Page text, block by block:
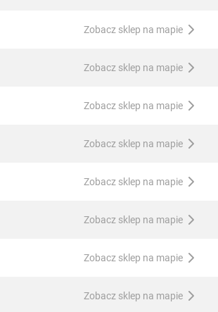
Zobacz sklep na mapie
Zobacz sklep na mapie
Zobacz sklep na mapie
Zobacz sklep na mapie
Zobacz sklep na mapie
Zobacz sklep na mapie
Zobacz sklep na mapie
Zobacz sklep na mapie